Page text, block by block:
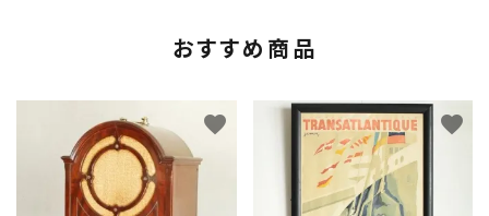
おすすめ商品
favorite favorite